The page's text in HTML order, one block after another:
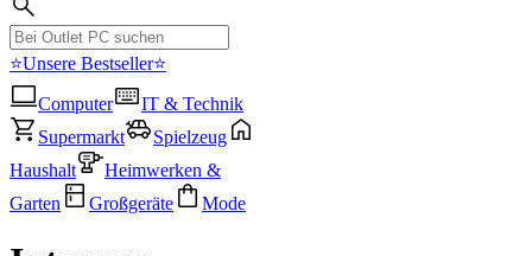
⭐Unsere Bestseller⭐
Computer
IT & Technik
Supermarkt
Spielzeug
Haushalt
Heimwerken &
Garten
Großgeräte Mode